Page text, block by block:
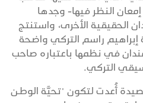
إمعان النظر فيها- وجدها
الحقيقية الأخرى، واستنتج
راسم التركي واضحة
في نظمها باعتباره صاحب
التركي.
أُعدت لتكون "تحيَّة الوطن